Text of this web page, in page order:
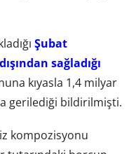
Şubat
sağladığı
kıyasla 1,4 milyar
gerilediği bildirilmişti.
kompozisyonu